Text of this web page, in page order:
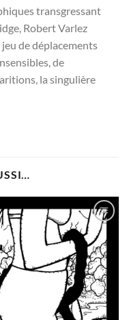
transgressant
Robert Varlez
de déplacements
de
la singulière
Ajouter
à la
wishlist